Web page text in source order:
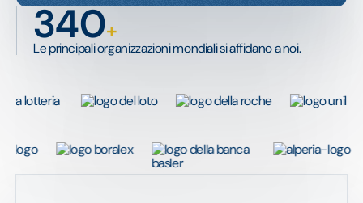
340+
Le principali organizzazioni mondiali si affidano a noi.